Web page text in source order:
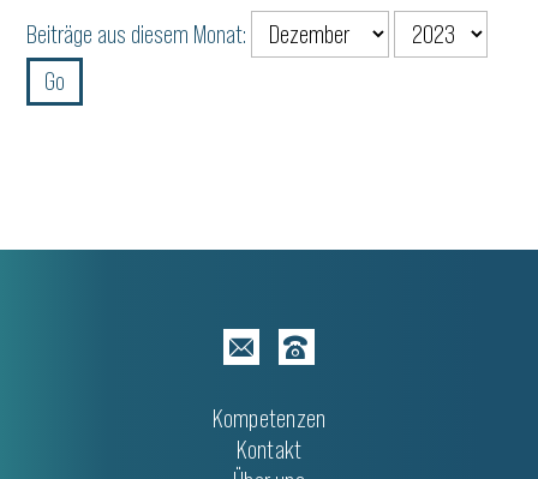
Beiträge aus diesem Monat:
Kompetenzen
Kontakt